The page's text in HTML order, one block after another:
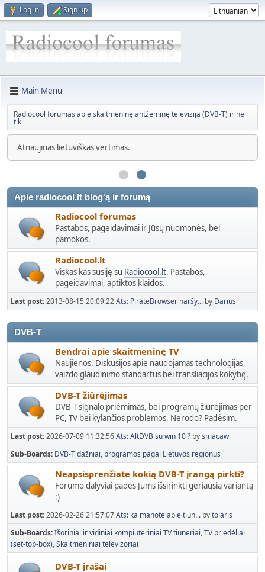
Log in Sign up
Main Menu
Radiocool forumas apie skaitmeninę antžeminę televiziją (DVB-T) ir ne
tik
Atnaujinas lietuviškas vertimas.
Apie radiocool.lt blog'ą ir forumą
Radiocool forumas
Pastabos, pageidavimai ir Jūsų nuomonės, bei
pamokos.
Radiocool.lt
Viskas kas susiję su Radiocool.lt. Pastabos,
pageidavimai, aptiktos klaidos.
Last post:2013-08-15 20:09:22Ats: PirateBrowser naršy... by Darius
DVB-T
Bendrai apie skaitmeninę TV
Naujienos. Diskusijos apie naudojamas technologijas,
vaizdo glaudinimo standartus bei transliacijos kokybę.
DVB-T žiūrėjimas
DVB-T signalo priėmimas, bei programų žiūrėjimas per
PC, TV bei kylančios problemos. Nerodo? Padėsim.
Last post:2026-07-09 11:32:56Ats: AltDVB su win 10 ? bysmacaw
Sub-Boards DVB-T dažniai, programos pagal Lietuvos regionus
Neapsisprenžiate kokią DVB-T įrangą pirkti?
Forumo dalyviai padės Jums išsirinkti geriausią variantą
:)
Last post:2026-02-26 21:57:07Ats: ka manote apie tiun... bytolaris
Sub-Boards Išoriniai ir vidiniai kompiuteriniai TV tiuneriai TV priedėliai
(set-top-box) Skaitmeniniai televizoriai
DVB-T įrašai